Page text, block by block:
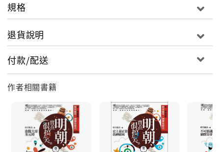
規格
退貨說明
付款/配送
作者相關書籍